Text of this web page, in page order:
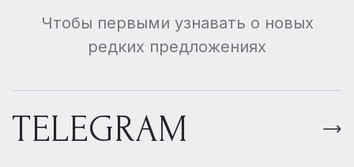
Чтобы первыми узнавать о новых
редких предложениях
TELEGRAM